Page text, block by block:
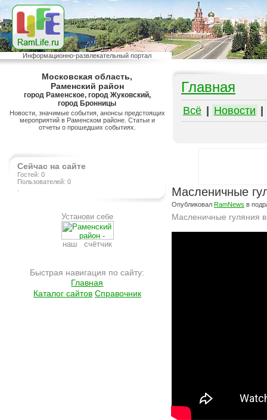
Информационно-развлекательный портал
Московская область,
Раменский район
город Раменское, город Жуковский,
город Бронницы
Новости, значимые события, анонсы предстоящих
мероприятий в Раменском районе. Статьи и
отчеты о прошедших событиях.
Сейчас на сайте
Гостей: 0
Пользователей: 0
Установи себе
наш счётчик
Быстрая навигация по сайту:
Главная
Каталог сайтов Справочник
Главная
Всё Новости
Масленичные
Опубликовал RamNews в
Масленичные гуляния